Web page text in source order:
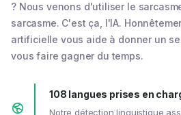
? Nous venons d'utiliser le
sarcasme. C'est ça, l'IA.
artificielle vous aide à donner un
vous faire gagner du temps.
108 langues prises en
Notre détection linguistique